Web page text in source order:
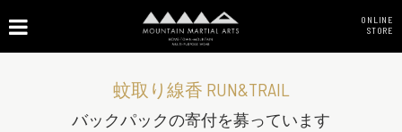
ONLINE
STORE
蚊取り線香 RUN&TRAIL
バックパックの寄付を募っています